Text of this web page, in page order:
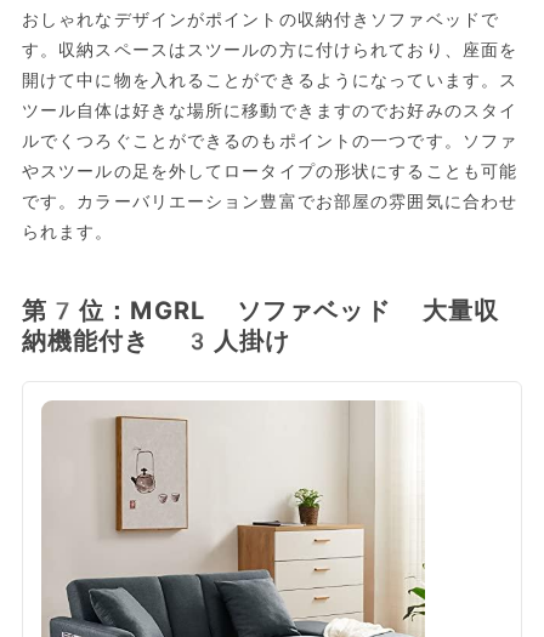
おしゃれなデザインがポイントの収納付きソファベッドで
す。収納スペースはスツールの方に付けられており、座面を
開けて中に物を入れることができるようになっています。ス
ツール自体は好きな場所に移動できますのでお好みのスタイ
ルでくつろぐことができるのもポイントの一つです。ソファ
やスツールの足を外してロータイプの形状にすることも可能
です。カラーバリエーション豊富でお部屋の雰囲気に合わせ
られます。
第7位：MGRL ソファベッド 大量収
納機能付き 3人掛け